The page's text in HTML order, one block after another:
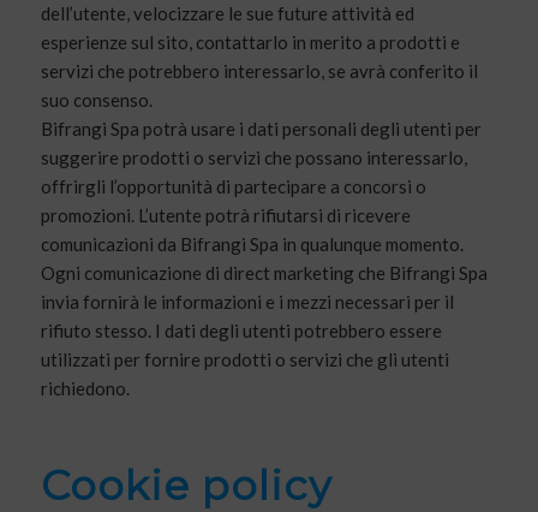
dell’utente, velocizzare le sue future attività ed
esperienze sul sito, contattarlo in merito a prodotti e
servizi che potrebbero interessarlo, se avrà conferito il
suo consenso.
Bifrangi Spa potrà usare i dati personali degli utenti per
suggerire prodotti o servizi che possano interessarlo,
offrirgli l’opportunità di partecipare a concorsi o
promozioni. L’utente potrà rifiutarsi di ricevere
comunicazioni da Bifrangi Spa in qualunque momento.
Ogni comunicazione di direct marketing che Bifrangi Spa
invia fornirà le informazioni e i mezzi necessari per il
rifiuto stesso. I dati degli utenti potrebbero essere
utilizzati per fornire prodotti o servizi che gli utenti
richiedono.
Cookie policy